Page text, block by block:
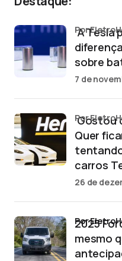
‘A Tesla
sobre
por
7 de
‘Gostou
Quer
carros
por
26 de
2025
mesmo
por